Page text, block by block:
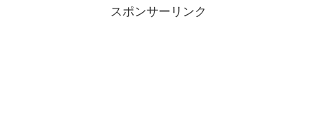
スポンサーリンク